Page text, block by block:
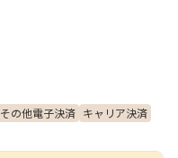
その他電子決済 キャリア決済